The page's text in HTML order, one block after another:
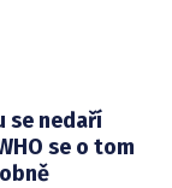
se nedaří
se o tom